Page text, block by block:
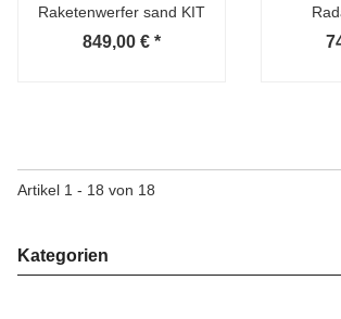
Raketenwerfer sand KIT
849,00 € *
Artikel 1 - 18 von 18
Kategorien